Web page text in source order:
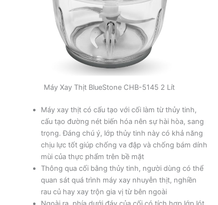
Máy Xay Thịt BlueStone CHB-5145 2 Lít
Máy xay thịt có cấu tạo với cối làm từ thủy tinh,
cấu tạo đường nét biến hóa nên sự hài hòa, sang
trọng. Đáng chú ý, lớp thủy tinh này có khả năng
chịu lực tốt giúp chống va đập và chống bám dính
mùi của thực phẩm trên bề mặt
Thông qua cối bằng thủy tinh, người dùng có thể
quan sát quá trình máy xay nhuyễn thịt, nghiền
rau củ hay xay trộn gia vị từ bên ngoài